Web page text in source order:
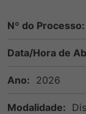
Nº do Processo:
Data/Hora de
Ano: 2026
Modalidade: